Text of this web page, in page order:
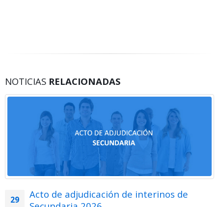
NOTICIAS RELACIONADAS
29
Acto de adjudicación de interinos de